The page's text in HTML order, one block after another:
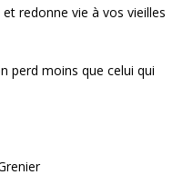
redonne vie à vos vieilles
perd moins que celui qui